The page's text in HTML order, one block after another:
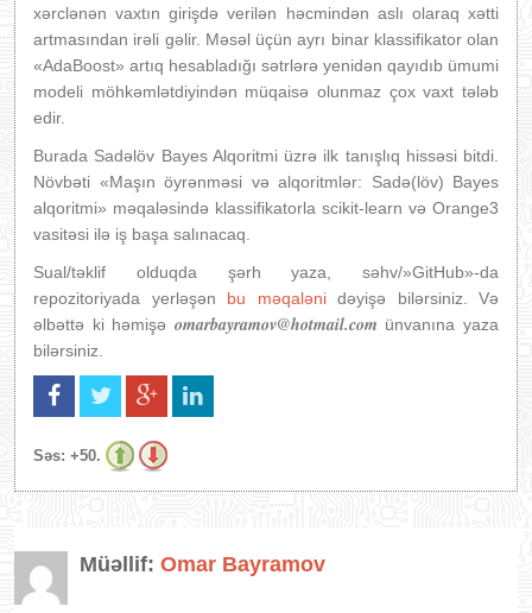
xərclənən vaxtın girişdə verilən həcmindən aslı olaraq xətti
artmasından irəli gəlir. Məsəl üçün ayrı binar klassifikator olan
«AdaBoost» artıq hesabladığı sətrlərə yenidən qayıdıb ümumi
modeli möhkəmlətdiyindən müqaisə olunmaz çox vaxt tələb
edir.
Burada Sadəlöv Bayes Alqoritmi üzrə ilk tanışlıq hissəsi bitdi.
Növbəti «Maşın öyrənməsi və alqoritmlər: Sadə(löv) Bayes
alqoritmi» məqaləsində klassifikatorla scikit-learn və Orange3
vasitəsi ilə iş başa salınacaq.
Sual/təklif olduqda şərh yaza, səhv/»GitHub»-da
repozitoriyada yerləşən bu məqaləni dəyişə bilərsiniz. Və
əlbəttə ki həmişə omarbayramov@hotmail.com ünvanına yaza
bilərsiniz.
Səs: +50.
Müəllif: Omar Bayramov